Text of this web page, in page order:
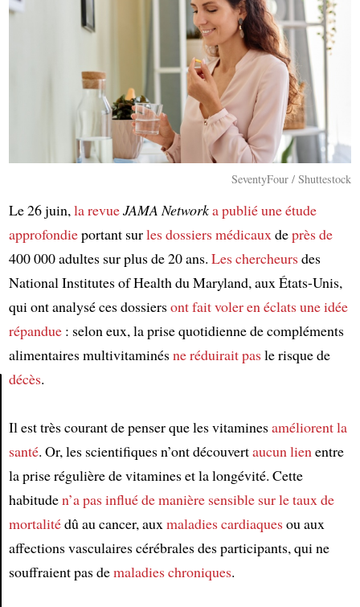
Article
SeventyFour / Shuttestock
Le 26 juin, la revueJAMA Networka publiéune étude
approfondieportant surles dossiers médicaux deprès de
400 000 adultes sur plus de 20 ans. Les chercheursdes
National Institutes of Health du Maryland, aux États-Unis,
qui ont analysé ces dossiersont fait voler en éclatsune idée
répandue: selon eux, la prise quotidienne de compléments
alimentaires multivitaminésne réduirait pasle risque de
décès.
Il est très courant de penser que les vitaminesaméliorentla
santé. Or, les scientifiques n’ont découvertaucun lien entre
la prise régulière de vitamines et la longévité. Cette
habituden’a pas influé de manière sensible surle taux de
mortalitédû au cancer, aux maladies cardiaquesou aux
affections vasculaires cérébrales des participants, qui ne
souffraient pas demaladies chroniques.